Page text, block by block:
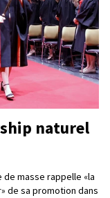
naturel
masse rappelle «la
de sa promotion dans